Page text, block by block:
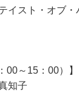
スト・オブ・
00～15：00）】
知子